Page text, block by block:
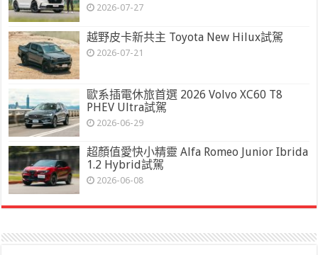
2026-07-27
越野皮卡新共主 Toyota New Hilux試駕
2026-07-21
歐系插電休旅首選 2026 Volvo XC60 T8
PHEV Ultra試駕
2026-06-29
超顏值愛快小精靈 Alfa Romeo Junior Ibrida
1.2 Hybrid試駕
2026-06-08